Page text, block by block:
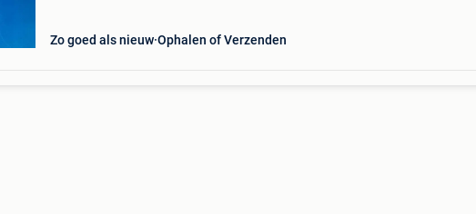
Zo goed als nieuw Ophalen of Verzenden